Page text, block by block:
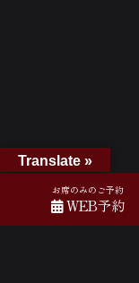
»GOOGLEクチコミ
お席のみのご予約
WEB予約
Translate »